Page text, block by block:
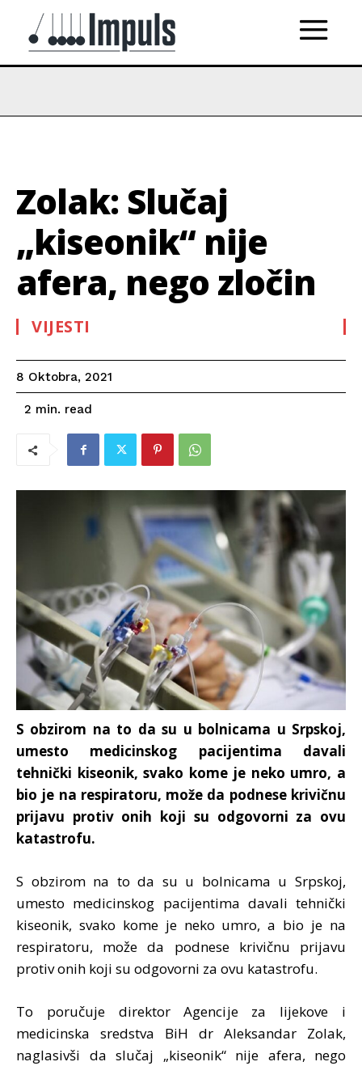
Zolak: Slučaj
„kiseonik“ nije
afera, nego zločin
VIJESTI
8 Oktobra, 2021
2 min. read
S obzirom na to da su u bolnicama u Srpskoj,
umesto medicinskog pacijentima davali
tehnički kiseonik, svako kome je neko umro, a
bio je na respiratoru, može da podnese krivičnu
prijavu protiv onih koji su odgovorni za ovu
katastrofu.
S obzirom na to da su u bolnicama u Srpskoj,
umesto medicinskog pacijentima davali tehnički
kiseonik, svako kome je neko umro, a bio je na
respiratoru, može da podnese krivičnu prijavu
protiv onih koji su odgovorni za ovu katastrofu.
To poručuje direktor Agencije za lijekove i
medicinska sredstva BiH dr Aleksandar Zolak,
naglasivši da slučaj „kiseonik“ nije afera, nego